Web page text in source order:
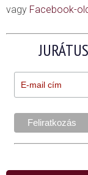
vagy Facebook-